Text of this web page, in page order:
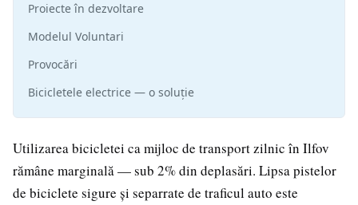
Utilizarea bicicletei ca mijloc de transport zilnic în Ilfov
rămâne marginală — sub 2% din deplasări. Lipsa pistelor
de biciclete sigure și separrate de traficul auto este
Proiecte în dezvoltare
Modelul Voluntari
Provocări
Bicicletele electrice — o soluție